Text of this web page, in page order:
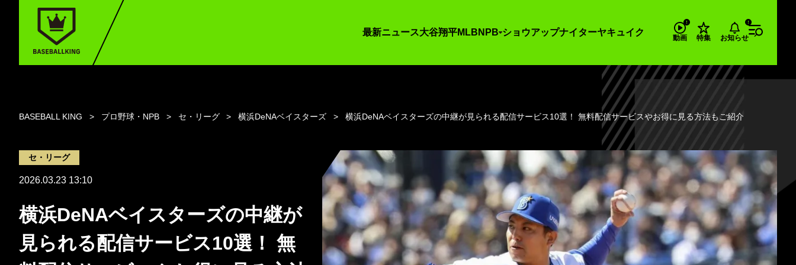
最新ニュース大谷翔平MLB NPB ショウアップナイターヤキュイク
動画 特集 お知らせ
BASEBALL KING プロ野球・NPB セ・リーグ 横浜DeNAベイスターズ 横浜DeNAベイスターズの中継が見られる配信サービス10選！ 無料配信サービスやお得に見る方法もご紹介
セ・リーグ
2026.03.23 13:10
横浜DeNAベイスターズの中継が
見られる配信サービス10選！ 無